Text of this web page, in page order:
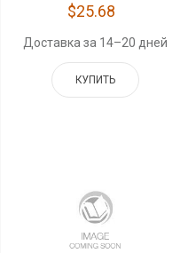
$25.68
Доставка за 14–20 дней
КУПИТЬ